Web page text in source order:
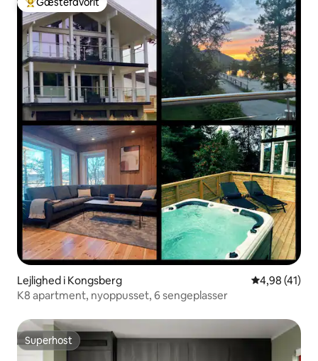
Bedste gæstefavorit
Lejlighed i Kongsberg 4,98 ud af 5
4,98 (41)
K8 apartment, nyoppusset, 6 sengeplasser
Superhost
Superhost